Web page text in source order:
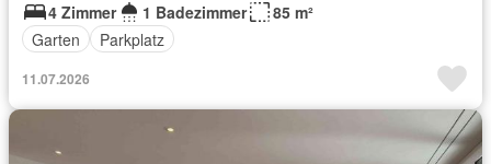
4 Zimmer
1 Badezimmer
85 m²
Garten
Parkplatz
11.07.2026